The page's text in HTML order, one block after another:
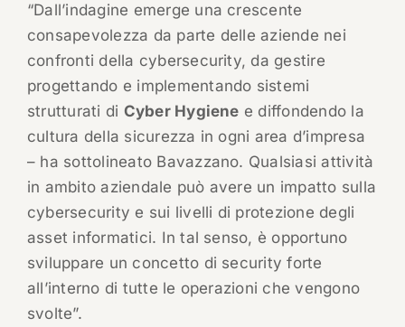
“Dall’indagine emerge una crescente
consapevolezza da parte delle aziende nei
confronti della cybersecurity, da gestire
progettando e implementando sistemi
strutturati di Cyber Hygiene e diffondendo la
cultura della sicurezza in ogni area d’impresa
– ha sottolineato Bavazzano. Qualsiasi attività
in ambito aziendale può avere un impatto sulla
cybersecurity e sui livelli di protezione degli
asset informatici. In tal senso, è opportuno
sviluppare un concetto di security forte
all’interno di tutte le operazioni che vengono
svolte”.